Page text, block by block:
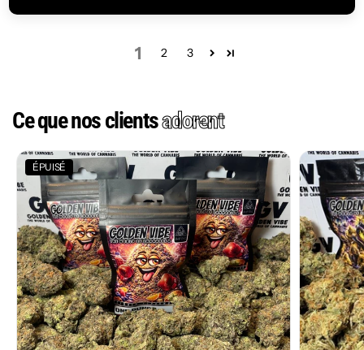
1 2 3
Ce que nos clientsadorent
ÉPUISÉ